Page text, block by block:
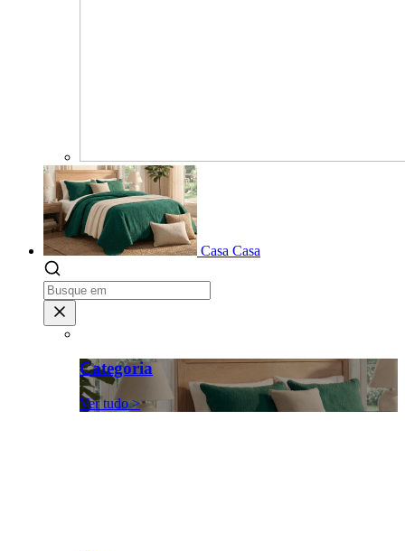
Casa Casa
Categoria
Ver tudo >